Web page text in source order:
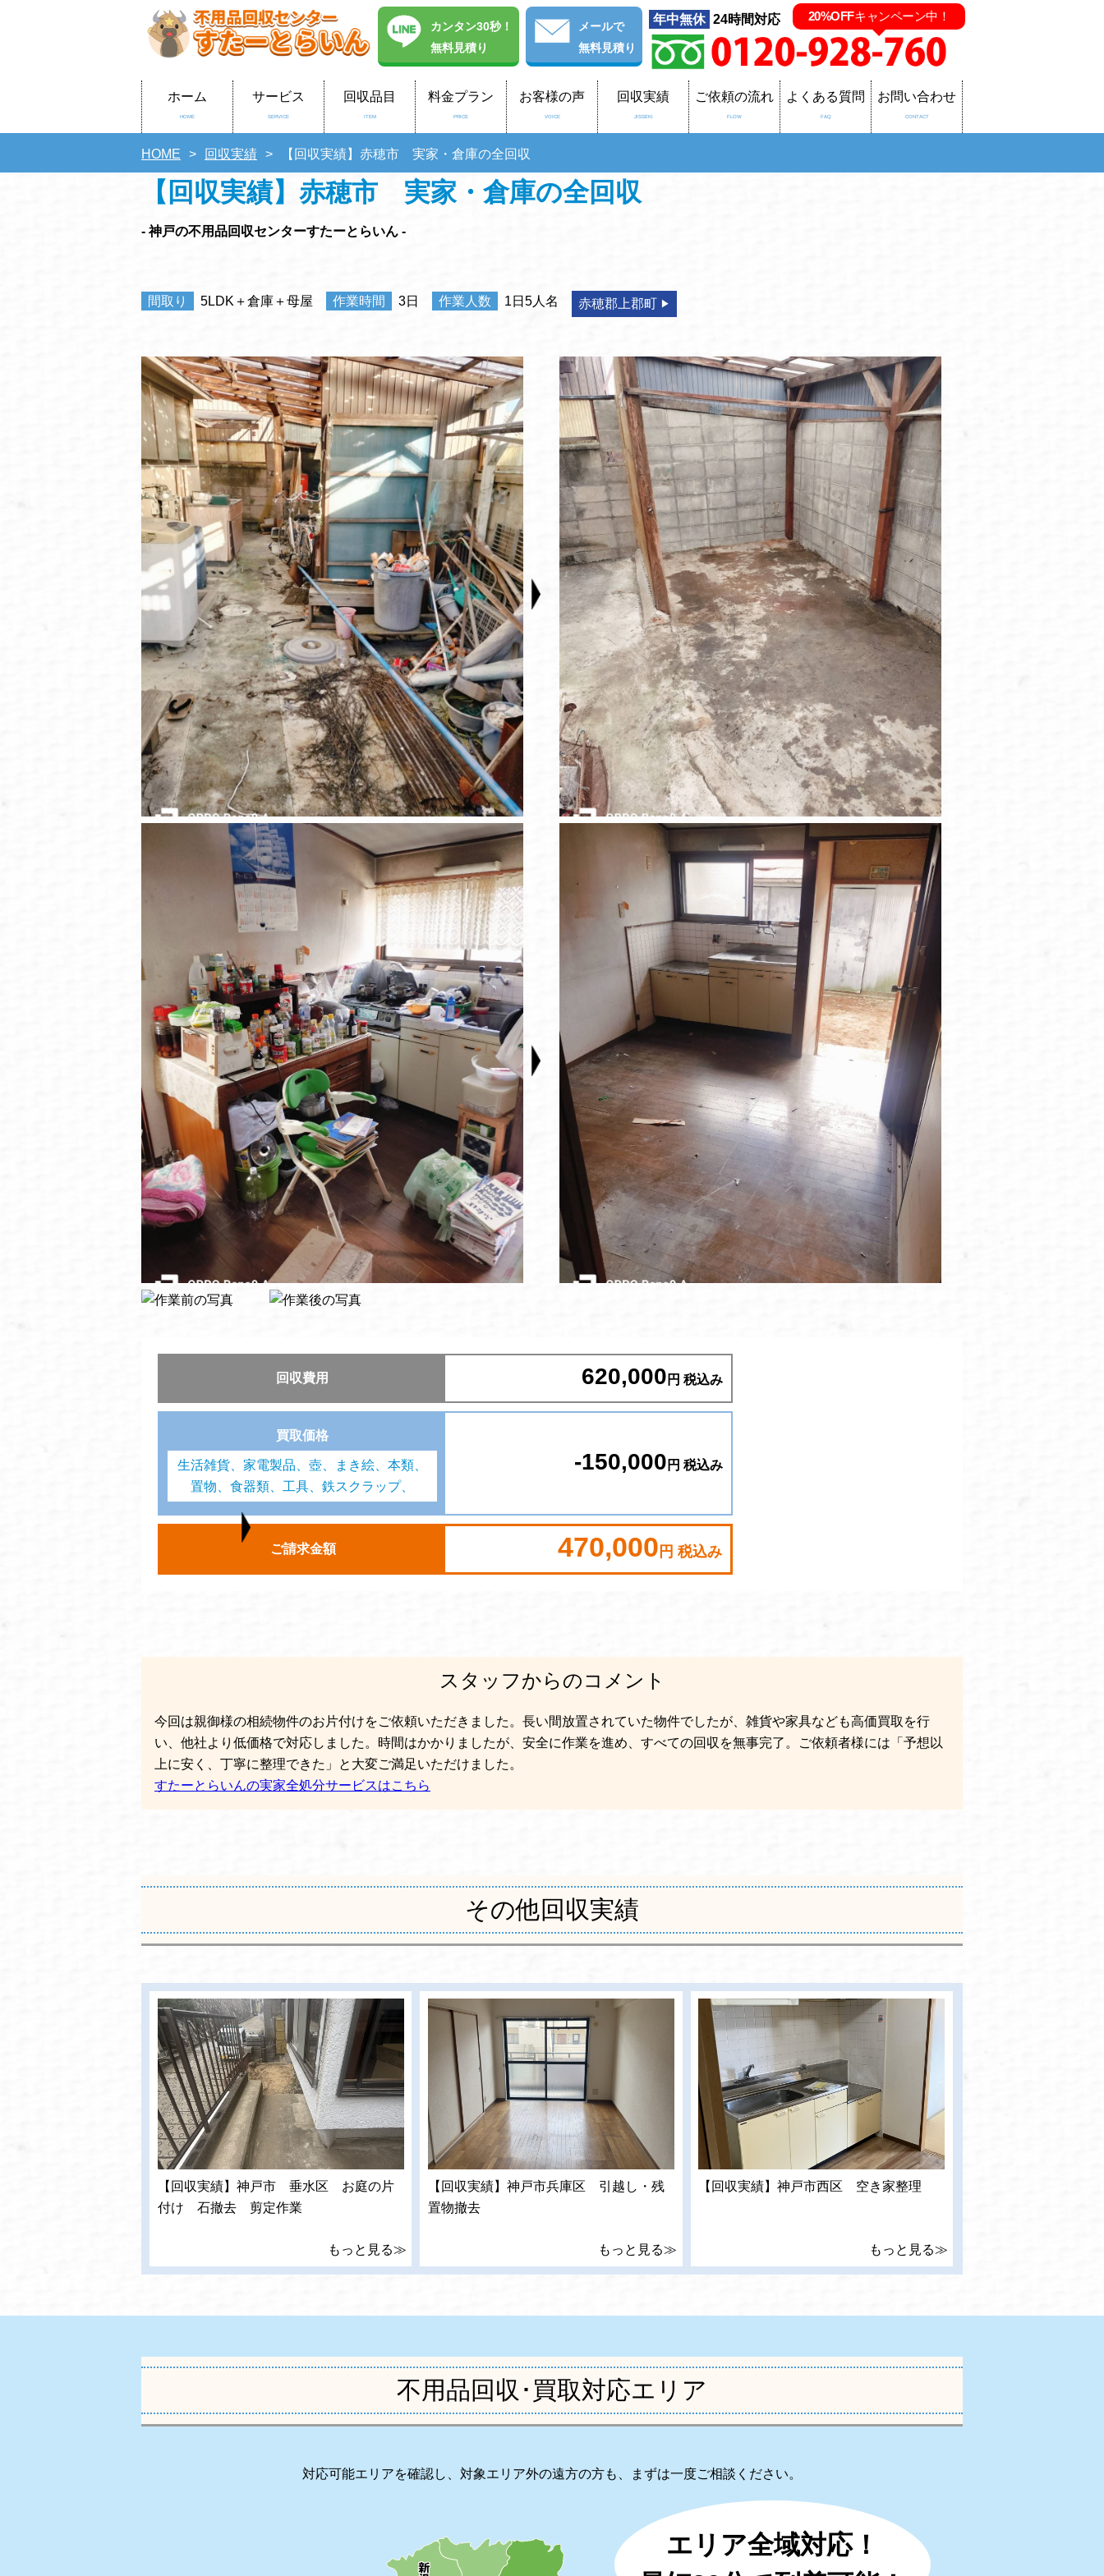
カンタン30秒！
無料見積り
メールで
無料見積り
年中無休 24時間対応 20%OFFキャンペーン中！
ホーム
HOME
サービス
SERVICE
回収品目
ITEM
料金プラン
PRICE
お客様の声
VOICE
回収実績
JISSEKI
ご依頼の流れ
FLOW
よくある質問
FAQ
お問い合わせ
CONTACT
HOME 回収実績 【回収実績】赤穂市 実家・倉庫の全回収
【回収実績】赤穂市 実家・倉庫の全回収
- 神戸の不用品回収センターすたーとらいん -
間取り 5LDK＋倉庫＋母屋 作業時間 3日 作業人数 1日5人名 赤穂郡上郡町
回収費用 620,000 円 税込み
買取価格
生活雑貨、家電製品、壺、まき絵、本類、
置物、食器類、工具、鉄スクラップ、
-150,000 円 税込み
ご請求金額 470,000 円 税込み
スタッフからのコメント
今回は親御様の相続物件のお片付けをご依頼いただきました。長い間放置されていた物件でしたが、雑貨や家具なども高価買取を行
い、他社より低価格で対応しました。時間はかかりましたが、安全に作業を進め、すべての回収を無事完了。ご依頼者様には「予想以
上に安く、丁寧に整理できた」と大変ご満足いただけました。
すたーとらいんの実家全処分サービスはこちら
その他回収実績
【回収実績】神戸市 垂水区 お庭の片
付け 石撤去 剪定作業
もっと見る≫
【回収実績】神戸市兵庫区 引越し・残
置物撤去
もっと見る≫
【回収実績】神戸市西区 空き家整理
もっと見る≫
不用品回収･買取対応エリア
対応可能エリアを確認し、対象エリア外の遠方の方も、まずは一度ご相談ください。
エリア全域対応！